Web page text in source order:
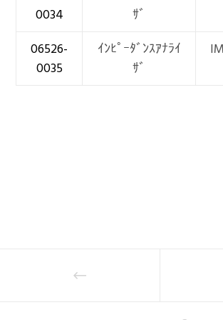
0034
ｻﾞ
06526-
0035
ｲﾝﾋﾟｰﾀﾞﾝｽｱﾅﾗｲ
ｻﾞ